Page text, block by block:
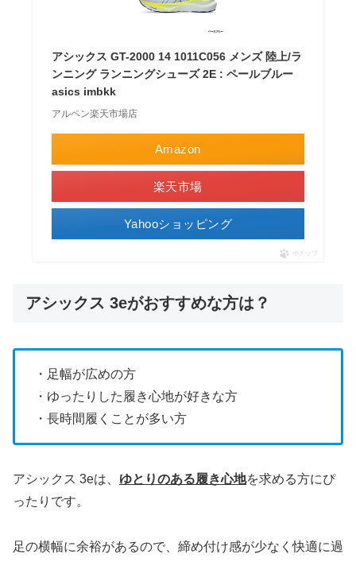
アシックス GT-2000 14 1011C056 メンズ 陸上/ラ
ンニング ランニングシューズ 2E : ペールブルー
asics imbkk
アルペン楽天市場店
Amazon
楽天市場
Yahooショッピング
ポチップ
アシックス 3eがおすすめな方は？
・足幅が広めの方
・ゆったりした履き心地が好きな方
・長時間履くことが多い方
アシックス 3eは、 ゆとりのある履き心地を求める方にぴ
ったりです。
足の横幅に余裕があるので、締め付け感が少なく快適に過